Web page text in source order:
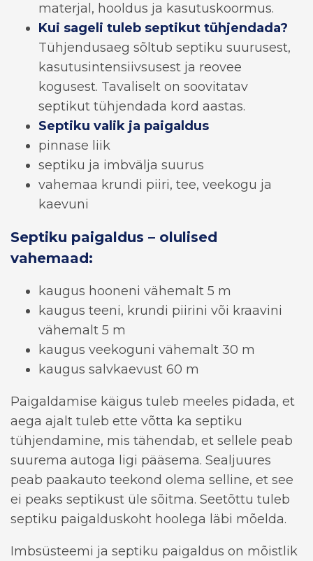
materjal, hooldus ja kasutuskoormus.
Kui sageli tuleb septikut tühjendada?
Tühjendusaeg sõltub septiku suurusest,
kasutusintensiivsusest ja reovee
kogusest. Tavaliselt on soovitatav
septikut tühjendada kord aastas.
Septiku valik ja paigaldus
pinnase liik
septiku ja imbvälja suurus
vahemaa krundi piiri, tee, veekogu ja
kaevuni
Septiku paigaldus – olulised
vahemaad:
kaugus hooneni vähemalt 5 m
kaugus teeni, krundi piirini või kraavini
vähemalt 5 m
kaugus veekoguni vähemalt 30 m
kaugus salvkaevust 60 m
Paigaldamise käigus tuleb meeles pidada, et
aega ajalt tuleb ette võtta ka septiku
tühjendamine, mis tähendab, et sellele peab
suurema autoga ligi pääsema. Sealjuures
peab paakauto teekond olema selline, et see
ei peaks septikust üle sõitma. Seetõttu tuleb
septiku paigalduskoht hoolega läbi mõelda.
Imbsüsteemi ja septiku paigaldus on mõistlik